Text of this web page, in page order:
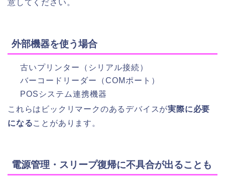
意してください。
外部機器を使う場合
古いプリンター（シリアル接続）
バーコードリーダー（COMポート）
POSシステム連携機器
これらはビックリマークのあるデバイスが実際に必要
になることがあります。
電源管理・スリープ復帰に不具合が出ることも